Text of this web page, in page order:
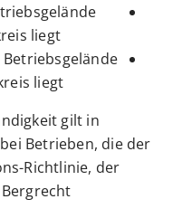
liegt,
liegt.
gilt in
Betrieben, die der
Richtlinie, der